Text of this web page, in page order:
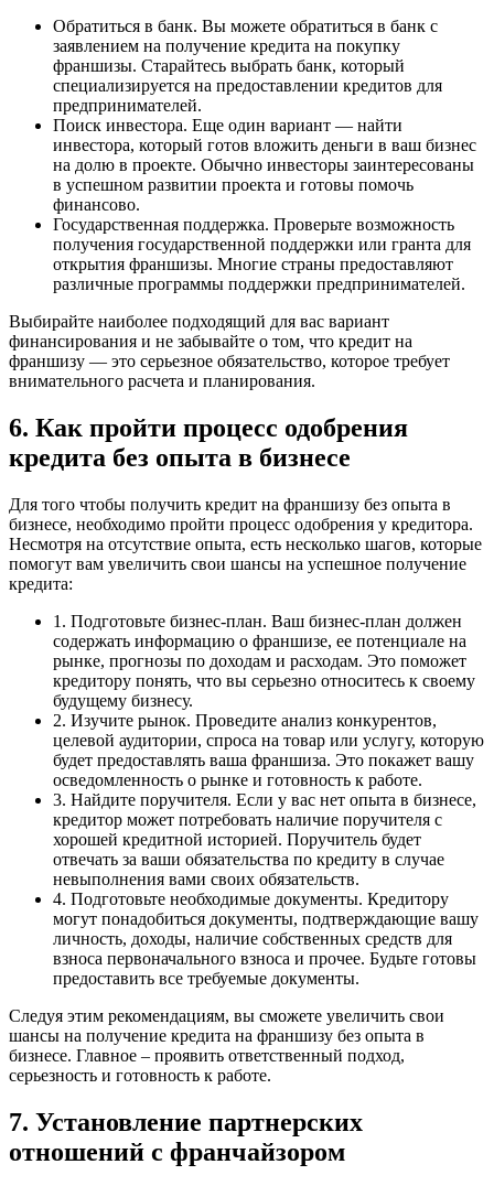
Обратиться в банк. Вы можете обратиться в банк с
заявлением на получение кредита на покупку
франшизы. Старайтесь выбрать банк, который
специализируется на предоставлении кредитов для
предпринимателей.
Поиск инвестора. Еще один вариант — найти
инвестора, который готов вложить деньги в ваш бизнес
на долю в проекте. Обычно инвесторы заинтересованы
в успешном развитии проекта и готовы помочь
финансово.
Государственная поддержка. Проверьте возможность
получения государственной поддержки или гранта для
открытия франшизы. Многие страны предоставляют
различные программы поддержки предпринимателей.
Выбирайте наиболее подходящий для вас вариант
финансирования и не забывайте о том, что кредит на
франшизу — это серьезное обязательство, которое требует
внимательного расчета и планирования.
6. Как пройти процесс одобрения
кредита без опыта в бизнесе
Для того чтобы получить кредит на франшизу без опыта в
бизнесе, необходимо пройти процесс одобрения у кредитора.
Несмотря на отсутствие опыта, есть несколько шагов, которые
помогут вам увеличить свои шансы на успешное получение
кредита:
1. Подготовьте бизнес-план. Ваш бизнес-план должен
содержать информацию о франшизе, ее потенциале на
рынке, прогнозы по доходам и расходам. Это поможет
кредитору понять, что вы серьезно относитесь к своему
будущему бизнесу.
2. Изучите рынок. Проведите анализ конкурентов,
целевой аудитории, спроса на товар или услугу, которую
будет предоставлять ваша франшиза. Это покажет вашу
осведомленность о рынке и готовность к работе.
3. Найдите поручителя. Если у вас нет опыта в бизнесе,
кредитор может потребовать наличие поручителя с
хорошей кредитной историей. Поручитель будет
отвечать за ваши обязательства по кредиту в случае
невыполнения вами своих обязательств.
4. Подготовьте необходимые документы. Кредитору
могут понадобиться документы, подтверждающие вашу
личность, доходы, наличие собственных средств для
взноса первоначального взноса и прочее. Будьте готовы
предоставить все требуемые документы.
Следуя этим рекомендациям, вы сможете увеличить свои
шансы на получение кредита на франшизу без опыта в
бизнесе. Главное – проявить ответственный подход,
серьезность и готовность к работе.
7. Установление партнерских
отношений с франчайзором